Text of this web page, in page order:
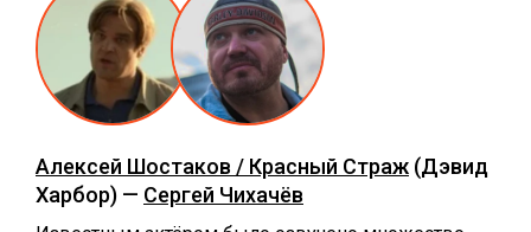
Алексей Шостаков / Красный Страж (Дэвид
Харбор) — Сергей Чихачёв